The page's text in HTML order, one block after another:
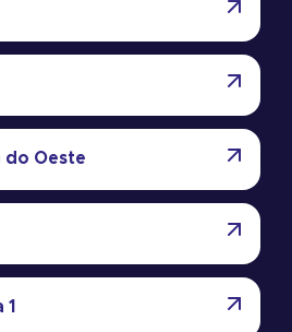
do Oeste